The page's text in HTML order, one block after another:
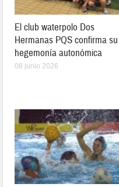
El club waterpolo Dos
Hermanas PQS confirma su
hegemonía autonómica
08 junio 2026